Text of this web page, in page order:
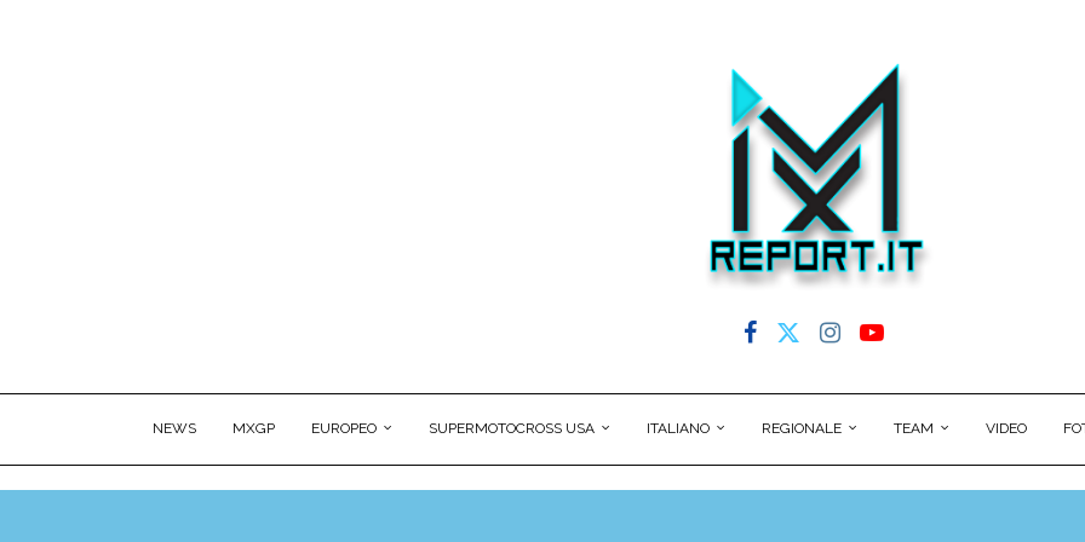
NEWS MXGP EUROPEO SUPERMOTOCROSS USA ITALIANO REGIONALE TEAM VIDEO